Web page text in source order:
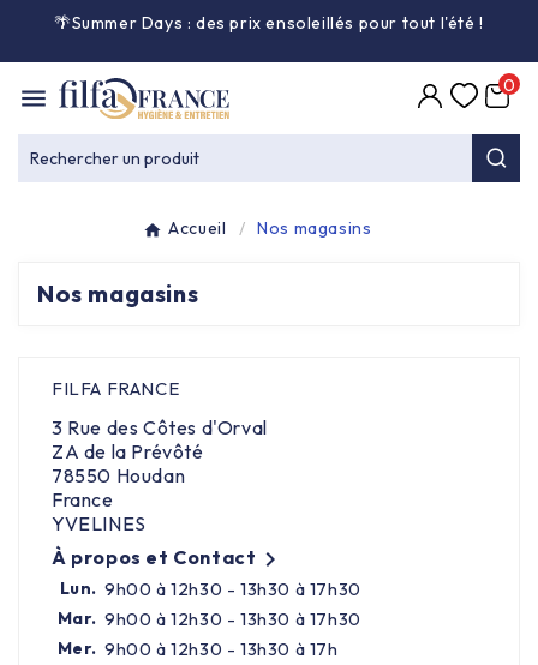
🌴Summer Days : des prix ensoleillés pour tout l'été!

Entretien général
Équipement & matériel 
Produit d'accueil
Hygiène mains
Alimentaire & jetable
Équipement cuisine pro 
PROMOTION
Rechercher un produit
0
Accueil Nos magasins
Nos magasins
FILFA FRANCE
3 Rue des Côtes d'Orval
ZA de la Prévôté
78550 Houdan
France
YVELINES
À propos et Contact 
Lun. 9h00 à 12h30 - 13h30 à 17h30
Mar. 9h00 à 12h30 - 13h30 à 17h30
Mer. 9h00 à 12h30 - 13h30 à 17h